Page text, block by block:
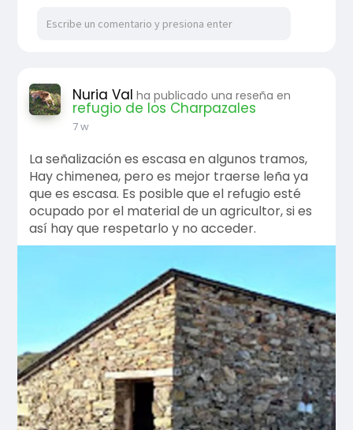
Nuria Val ha publicado una reseña en
refugio de los Charpazales
7 w
La señalización es escasa en algunos tramos,
Hay chimenea, pero es mejor traerse leña ya
que es escasa. Es posible que el refugio esté
ocupado por el material de un agricultor, si es
así hay que respetarlo y no acceder.